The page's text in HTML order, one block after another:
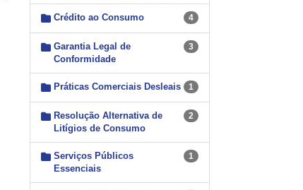
Crédito ao Consumo 4
Garantia Legal de
Conformidade
3
Práticas Comerciais Desleais 1
Resolução Alternativa de
Litígios de Consumo
2
Serviços Públicos
Essenciais
1